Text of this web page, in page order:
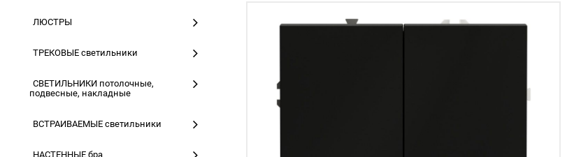
ЛЮСТРЫ
ТРЕКОВЫЕ светильники
СВЕТИЛЬНИКИ потолочные,
подвесные, накладные
ВСТРАИВАЕМЫЕ светильники
НАСТЕННЫЕ бра